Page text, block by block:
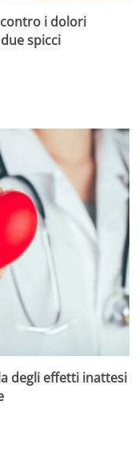
i dolori
spicci
degli effetti inattesi